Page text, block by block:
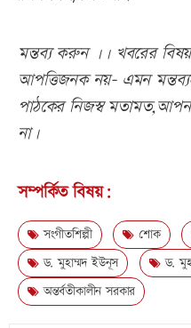
মন্তব্য করুন ।। খবরের
আপত্তিজনক নয়- এমন
পাঠকের নিজস্ব
না।
সম্পর্কিত বিষয়:
সংগীতশিল্পী শোক
ড. মুহাম্মদ ইউনূস
ড.
অন্তর্বতীকালীন সরকার